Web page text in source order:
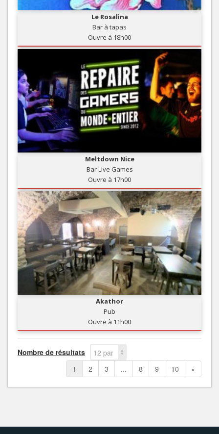
Le Rosalina
Bar à tapas
Ouvre à 18h00
Meltdown Nice
Bar Live Games
Ouvre à 17h00
Akathor
Pub
Ouvre à 11h00
Nombre de résultats
12 par
page
1 2 3 ... 8 9 10 »